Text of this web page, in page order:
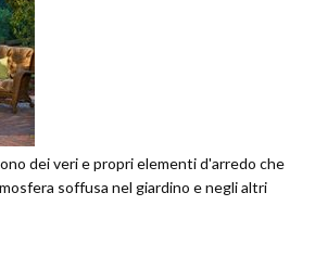
dei veri e propri elementi d'arredo che
soffusa nel giardino e negli altri